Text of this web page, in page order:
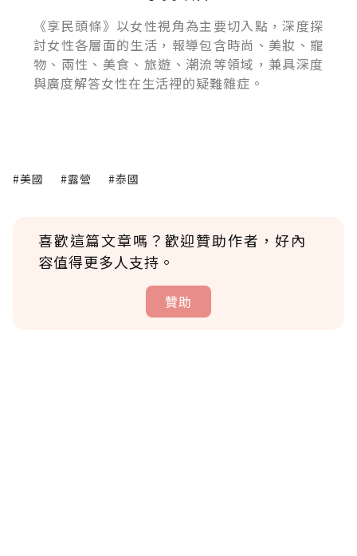
《享民頭條》以女性視角為主要切入點，深度探
討女性各層面的生活，報導包含時尚、美妝、寵
物、兩性、美食、旅遊、潮流等領域，兼具深度
與廣度解答女性在生活裡的疑難雜症。
#美國 #露營 #泰國
喜歡這篇文章嗎？歡迎贊助作者，好內
容值得更多人支持。
贊助